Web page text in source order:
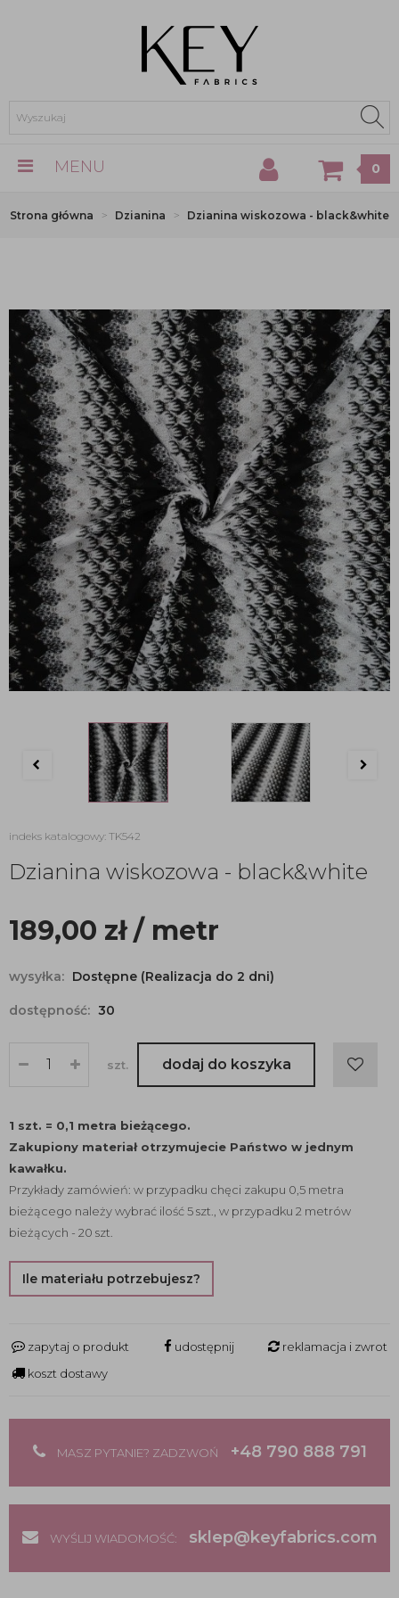
MENU 0
Strona główna Dzianina Dzianina wiskozowa - black&white
indeks katalogowy: TK542
Dzianina wiskozowa - black&white
189,00 zł/ metr
wysyłka: Dostępne (Realizacja do 2 dni)
dostępność: 30
szt. dodaj do koszyka
1 szt. = 0,1 metra bieżącego.
Zakupiony materiał otrzymujecie Państwo w jednym
kawałku.
Przykłady zamówień: w przypadku chęci zakupu 0,5 metra
bieżącego należy wybrać ilość 5 szt., w przypadku 2 metrów
bieżących - 20 szt.
Ile materiału potrzebujesz?
zapytaj o produkt udostępnij
reklamacja i zwrot
koszt dostawy
MASZ PYTANIE? ZADZWOŃ +48 790 888 791
WYŚLIJ WIADOMOŚĆ: sklep@keyfabrics.com